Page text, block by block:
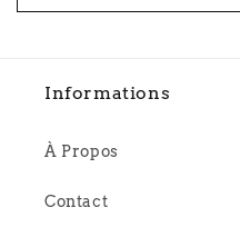
Informations
À Propos
Contact